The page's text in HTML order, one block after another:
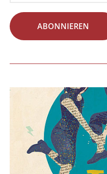
ABONNIEREN